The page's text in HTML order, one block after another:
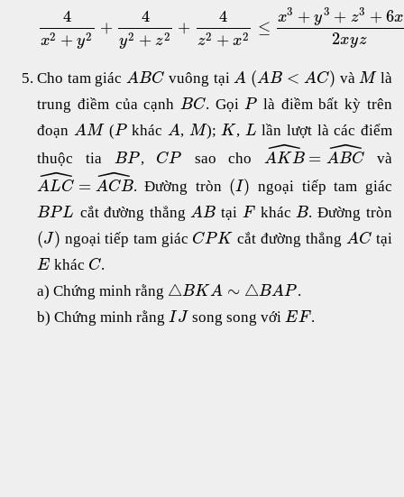
4
x2 + y2 +
4
y2 + z2 +
4
z2 + x2 ≤
x3 + y3 + z3 + 6x
2xyz
Cho tam giác ABC vuông tạiA (AB < AC) vàMlà
trung điềm của cạnh BC. GọiP là điềm bất kỳ trên
đoạn AM(Pkhác A, M);K , L lần lượt là các điểm
thuộc tiaBP , CP sao choAKB
ˆ = ABC
ˆvà
ALC
ˆ = ACB
ˆ . Đường tròn (I) ngoại tiếp tam giác
BPL cắt đường thẳng AB tại F khác B. Đường tròn
(J) ngoại tiếp tam giác CPK cắt đường thẳng ACtại
E khác C.
a) Chứng minh rằng △BKA ∼ △BAP .
b) Chứng minh rằng I J song song với EF.